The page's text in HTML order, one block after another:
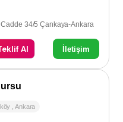
34/5 Çankaya-Ankara
Al İletişim
,Ankara